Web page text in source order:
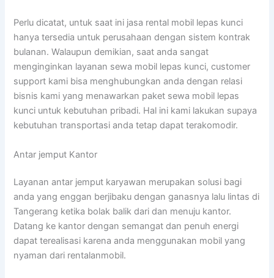
Perlu dicatat, untuk saat ini jasa rental mobil lepas kunci
hanya tersedia untuk perusahaan dengan sistem kontrak
bulanan. Walaupun demikian, saat anda sangat
menginginkan layanan sewa mobil lepas kunci, customer
support kami bisa menghubungkan anda dengan relasi
bisnis kami yang menawarkan paket sewa mobil lepas
kunci untuk kebutuhan pribadi. Hal ini kami lakukan supaya
kebutuhan transportasi anda tetap dapat terakomodir.
Antar jemput Kantor
Layanan antar jemput karyawan merupakan solusi bagi
anda yang enggan berjibaku dengan ganasnya lalu lintas di
Tangerang ketika bolak balik dari dan menuju kantor.
Datang ke kantor dengan semangat dan penuh energi
dapat terealisasi karena anda menggunakan mobil yang
nyaman dari rentalanmobil.